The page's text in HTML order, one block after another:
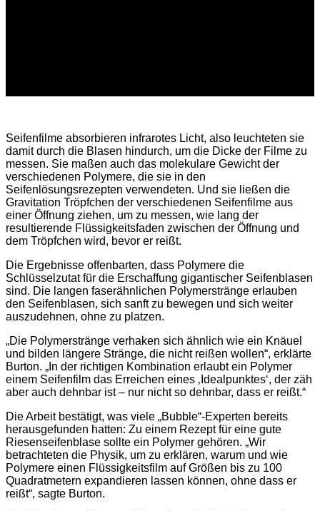
Seifenfilme absorbieren infrarotes Licht, also leuchteten sie
damit durch die Blasen hindurch, um die Dicke der Filme zu
messen. Sie maßen auch das molekulare Gewicht der
verschiedenen Polymere, die sie in den
Seifenlösungsrezepten verwendeten. Und sie ließen die
Gravitation Tröpfchen der verschiedenen Seifenfilme aus
einer Öffnung ziehen, um zu messen, wie lang der
resultierende Flüssigkeitsfaden zwischen der Öffnung und
dem Tröpfchen wird, bevor er reißt.
Die Ergebnisse offenbarten, dass Polymere die
Schlüsselzutat für die Erschaffung gigantischer Seifenblasen
sind. Die langen faserähnlichen Polymerstränge erlauben
den Seifenblasen, sich sanft zu bewegen und sich weiter
auszudehnen, ohne zu platzen.
„Die Polymerstränge verhaken sich ähnlich wie ein Knäuel
und bilden längere Stränge, die nicht reißen wollen“, erklärte
Burton. „In der richtigen Kombination erlaubt ein Polymer
einem Seifenfilm das Erreichen eines ‚Idealpunktes‘, der zäh
aber auch dehnbar ist – nur nicht so dehnbar, dass er reißt.“
Die Arbeit bestätigt, was viele „Bubble“-Experten bereits
herausgefunden hatten: Zu einem Rezept für eine gute
Riesenseifenblase sollte ein Polymer gehören. „Wir
betrachteten die Physik, um zu erklären, warum und wie
Polymere einen Flüssigkeitsfilm auf Größen bis zu 100
Quadratmetern expandieren lassen können, ohne dass er
reißt“, sagte Burton.